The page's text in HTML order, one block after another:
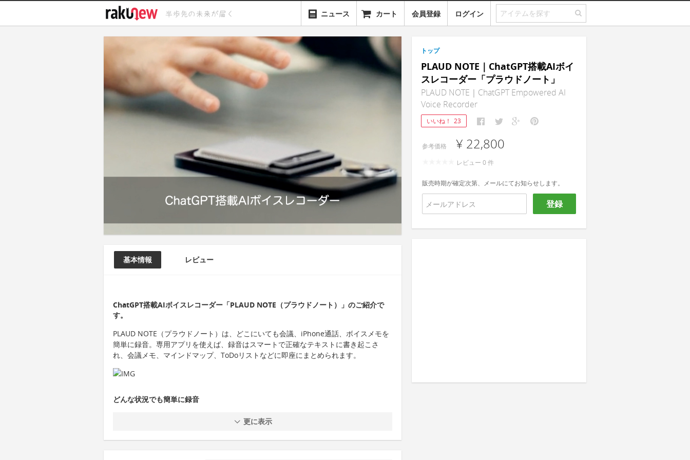
ニュース カート 会員登録 ログイン
基本情報 レビュー
ChatGPT搭載AIボイスレコーダー「PLAUD NOTE（プラウドノート）」のご紹介で
す。
PLAUD NOTE（プラウドノート）は、どこにいても会議、iPhone通話、ボイスメモを
簡単に録音。専用アプリを使えば、録音はスマートで正確なテキストに書き起こさ
れ、会議メモ、マインドマップ、ToDoリストなどに即座にまとめられます。
どんな状況でも簡単に録音
更に表示
トップ
PLAUD NOTE｜ChatGPT搭載AIボイ
スレコーダー「プラウドノート」
PLAUD NOTE｜ChatGPT Empowered AI
Voice Recorder
いいね！ 23
参考価格 ¥ 22,800
レビュー 0 件
販売時期が確定次第、メールにてお知らせします。
登録